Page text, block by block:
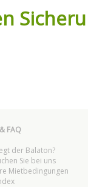
FAQ
der Balaton?
Sie bei uns
Mietbedingungen